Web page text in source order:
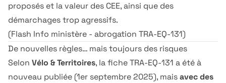
proposés et la valeur des CEE, ainsi que des
démarchages trop agressifs.
(Flash Info ministère - abrogation TRA-EQ-131)
De nouvelles règles… mais toujours des risques
Selon Vélo & Territoires, la fiche TRA-EQ-131 a été à
nouveau publiée (1er septembre 2025), maisavec des